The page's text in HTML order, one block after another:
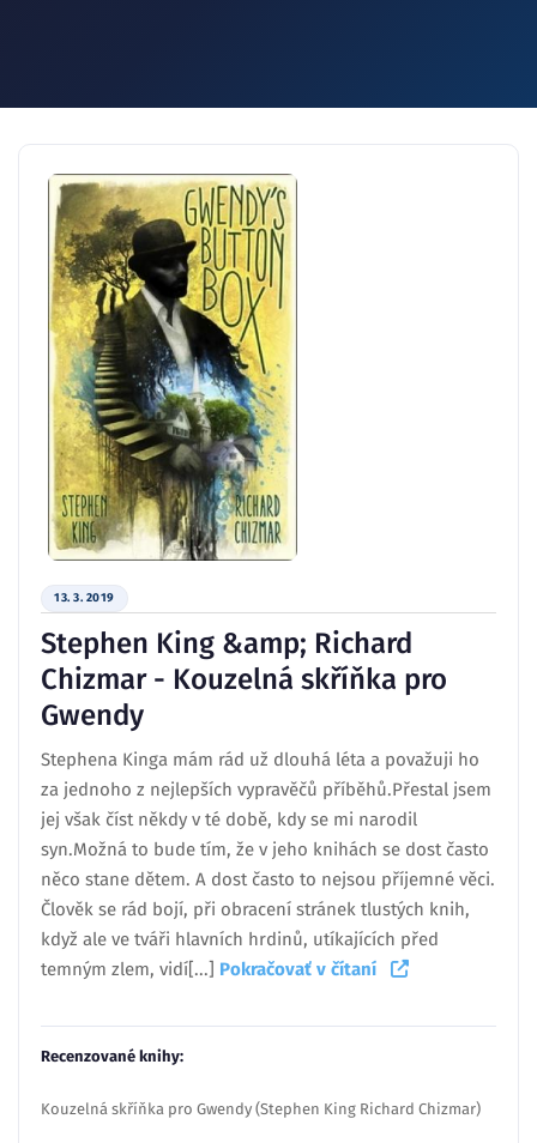
13. 3. 2019
Stephen King &amp; Richard
Chizmar - Kouzelná skříňka pro
Gwendy
Stephena Kinga mám rád už dlouhá léta a považuji ho
za jednoho z nejlepších vypravěčů příběhů.Přestal jsem
jej však číst někdy v té době, kdy se mi narodil
syn.Možná to bude tím, že v jeho knihách se dost často
něco stane dětem. A dost často to nejsou příjemné věci.
Člověk se rád bojí, při obracení stránek tlustých knih,
když ale ve tváři hlavních hrdinů, utíkajících před
temným zlem, vidí[...] Pokračovať v čítaní
Recenzované knihy:
Kouzelná skříňka pro Gwendy (Stephen King Richard Chizmar)